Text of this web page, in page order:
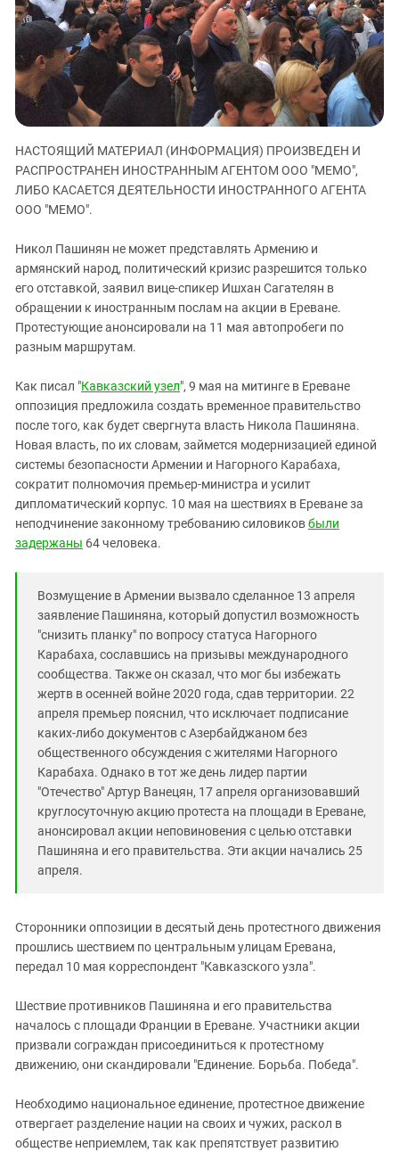
ЗАСТАВЛЯЕТ
КАВКАЗ ЗА ПАЛЕСТИНУ
ИНАКОМЫСЛИЕ В ЧЕЧНЕ
ПРЕСЛЕДОВАНИЕ АКТИВИСТОВ
МОБИЛИЗАЦИЯ И ПРОТЕСТЫ
Дагестан
Ингушетия
Кабардино-Балкария
Калмыкия
Карачаево-Черкесия
Краснодарский край
Российская Федерация
Северная Осетия - Алания
СКФО
Ставропольский край
Чечня
Южный Кавказ
ЮФО
НАСТОЯЩИЙ МАТЕРИАЛ (ИНФОРМАЦИЯ) ПРОИЗВЕДЕН И
РАСПРОСТРАНЕН ИНОСТРАННЫМ АГЕНТОМ ООО "МЕМО",
ЛИБО КАСАЕТСЯ ДЕЯТЕЛЬНОСТИ ИНОСТРАННОГО АГЕНТА
ООО "МЕМО".
Никол Пашинян не может представлять Армению и
армянский народ, политический кризис разрешится только
его отставкой, заявил вице-спикер Ишхан Сагателян в
обращении к иностранным послам на акции в Ереване.
Протестующие анонсировали на 11 мая автопробеги по
разным маршрутам.
Как писал "Кавказский узел", 9 мая на митинге в Ереване
оппозиция предложила создать временное правительство
после того, как будет свергнута власть Никола Пашиняна.
Новая власть, по их словам, займется модернизацией единой
системы безопасности Армении и Нагорного Карабаха,
сократит полномочия премьер-министра и усилит
дипломатический корпус. 10 мая на шествиях в Ереване за
неподчинение законному требованию силовиковбыли
задержаны 64 человека.
Возмущение в Армении вызвало сделанное 13 апреля
заявление Пашиняна, который допустил возможность
"снизить планку" по вопросу статуса Нагорного
Карабаха, сославшись на призывы международного
сообщества. Также он сказал, что мог бы избежать
жертв в осенней войне 2020 года, сдав территории. 22
апреля премьер пояснил, что исключает подписание
каких-либо документов с Азербайджаном без
общественного обсуждения с жителями Нагорного
Карабаха. Однако в тот же день лидер партии
"Отечество" Артур Ванецян, 17 апреля организовавший
круглосуточную акцию протеста на площади в Ереване,
анонсировал акции неповиновения с целью отставки
Пашиняна и его правительства. Эти акции начались 25
апреля.
Сторонники оппозиции в десятый день протестного движения
прошлись шествием по центральным улицам Еревана,
передал 10 мая корреспондент "Кавказского узла".
Шествие противников Пашиняна и его правительства
началось с площади Франции в Ереване. Участники акции
призвали сограждан присоединиться к протестному
движению, они скандировали "Единение. Борьба. Победа".
Необходимо национальное единение, протестное движение
отвергает разделение нации на своих и чужих, раскол в
обществе неприемлем, так как препятствует развитию